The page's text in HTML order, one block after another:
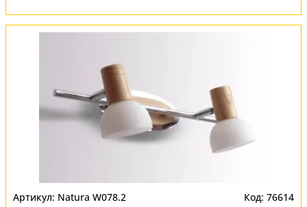
Natura W078.2 76614